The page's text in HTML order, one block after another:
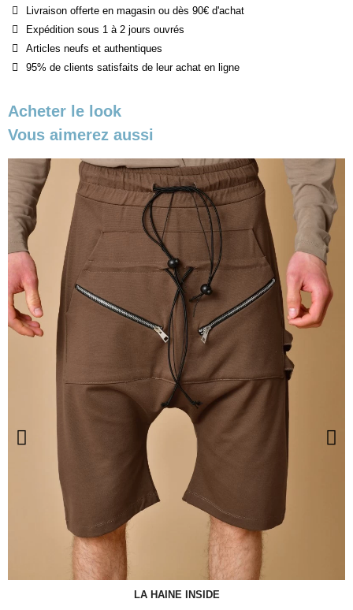
Livraison offerte en magasin ou dès 90€ d'achat
Expédition sous 1 à 2 jours ouvrés
Articles neufs et authentiques
95% de clients satisfaits de leur achat en ligne
Acheter le look
Vous aimerez aussi
LA HAINE INSIDE